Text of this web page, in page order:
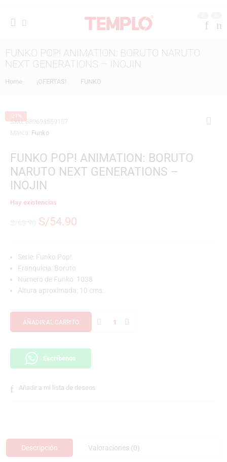
FUNKO POP! ANIMATION: BORUTO NARUTO
NEXT GENERATIONS – INOJIN
Home ¡OFERTAS! FUNKO
-21%
SKU:889698559157
Marca: Funko
FUNKO POP! ANIMATION: BORUTO
NARUTO NEXT GENERATIONS –
INOJIN
Hay existencias
S/54.90
Serie: Funko Pop!
Franquicia: Boruto
Número de Funko: 1038
Altura aproximada: 10 cms.
AÑADIR AL CARRITO
Escríbenos
Añadir a mi lista de deseos
Descripción Valoraciones (0)